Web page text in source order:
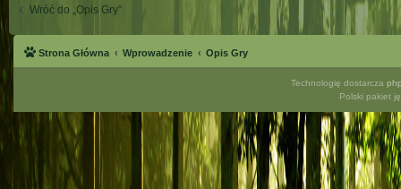
Wróć do „Opis Gry”
Strona Główna Wprowadzenie Opis Gry
Technologię dostarcza
Polski pakiet